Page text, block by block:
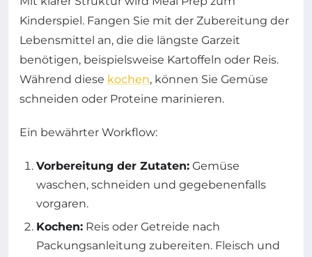
Kinderspiel. Fangen Sie mit der Zubereitung der
Lebensmittel an, die die längste Garzeit
benötigen, beispielsweise Kartoffeln oder Reis.
Während diese kochen, können Sie Gemüse
schneiden oder Proteine marinieren.
Ein bewährter Workflow:
Vorbereitung der Zutaten: Gemüse
waschen, schneiden und gegebenenfalls
vorgaren.
Kochen: Reis oder Getreide nach
Packungsanleitung zubereiten. Fleisch und